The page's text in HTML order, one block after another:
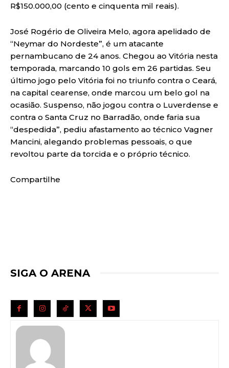
R$150.000,00 (cento e cinquenta mil reais).
José Rogério de Oliveira Melo, agora apelidado de
“Neymar do Nordeste”, é um atacante
pernambucano de 24 anos. Chegou ao Vitória nesta
temporada, marcando 10 gols em 26 partidas. Seu
último jogo pelo Vitória foi no triunfo contra o Ceará,
na capital cearense, onde marcou um belo gol na
ocasião. Suspenso, não jogou contra o Luverdense e
contra o Santa Cruz no Barradão, onde faria sua
“despedida”, pediu afastamento ao técnico Vagner
Mancini, alegando problemas pessoais, o que
revoltou parte da torcida e o próprio técnico.
Compartilhe
SIGA O ARENA